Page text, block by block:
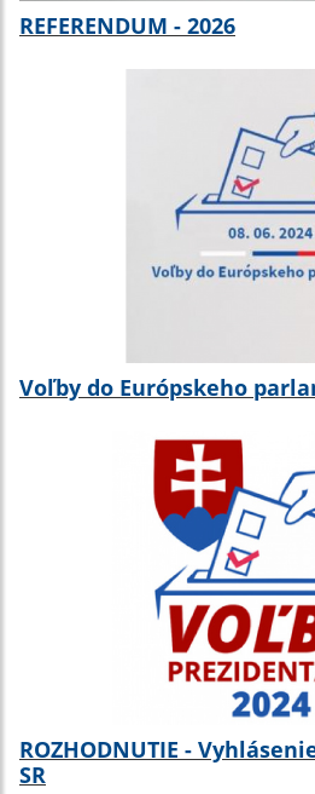
REFERENDUM - 2026
Voľby do Európskeho
ROZHODNUTIE -
SR